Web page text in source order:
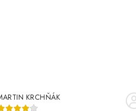
KRCHŇÁK